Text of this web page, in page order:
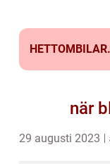
HETTOMBILAR.
när
29 augusti 2023